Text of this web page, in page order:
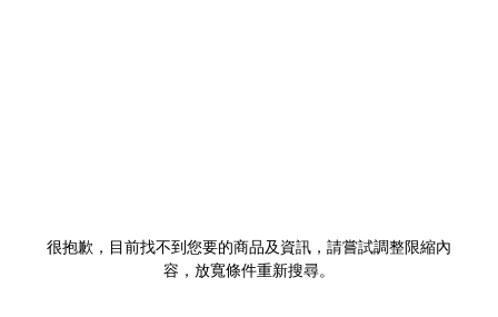
很抱歉，目前找不到您要的商品及資訊，請嘗試調整限縮內
容，放寬條件重新搜尋。